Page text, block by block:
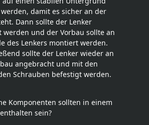
damit es sicher an der
Dann sollte der Lenker
werden und der Vorbau sollte an
des Lenkers montiert werden.
sollte der Lenker wieder an
angebracht und mit den
Schrauben befestigt werden.
Komponenten sollten in einem
sein?